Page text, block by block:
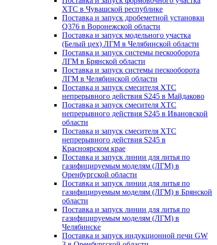
ХТС в Чувашской республике
Поставка и запуск дробеметной установки
Q376 в Воронежской области
Поставка и запуск модельного участка
(Белый цех) ЛГМ в Челябинской области
Поставка и запуск системы пескооборота
ЛГМ в Брянской области
Поставка и запуск системы пескооборота
ЛГМ в Челябинской области
Поставка и запуск смесителя ХТС
непрерывного действия S245 в Майдаково
Поставка и запуск смесителя ХТС
непрерывного действия S245 в Ивановской
области
Поставка и запуск смесителя ХТС
непрерывного действия S245 в
Красноярском крае
Поставка и запуск линии для литья по
газифицируемым моделям (ЛГМ) в
Оренбургской области
Поставка и запуск линии для литья по
газифицируемым моделям (ЛГМ) в Брянской
области
Поставка и запуск линии для литья по
газифицируемым моделям (ЛГМ) в
Челябинске
Поставка и запуск индукционной печи GW